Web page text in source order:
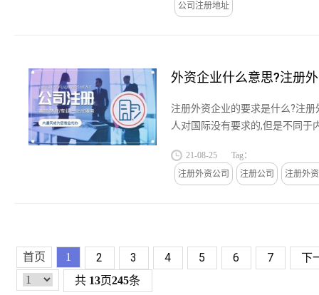
公司注册地址
外资企业什么意思?注册
注册外资企业的要求是什么?注
人对国际没有要求的,但是不同于
交法定代表人的照片....
21-08-25
Tag：
注册外资公司
注册公司 注册外
首页 1 2 3 4 5 6 7 下
共 13页245条